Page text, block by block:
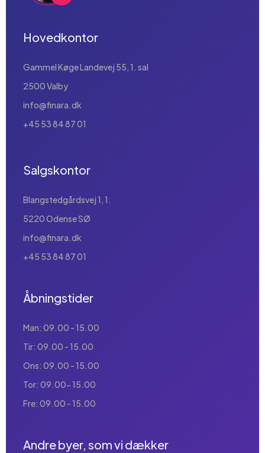
Hovedkontor
Gammel Køge Landevej 55, 1. sal
2500 Valby
info@finara.dk
+45 53 84 87 01
Salgskontor
Blangstedgårdsvej 1, 1.
5220 Odense SØ
info@finara.dk
+45 53 84 87 01
Åbningstider
Man: 09.00 - 15.00
Tir: 09.00 - 15.00
Ons: 09.00 - 15.00
Tor: 09.00- 15.00
Fre: 09.00 - 15.00
Andre byer, som vi dækker